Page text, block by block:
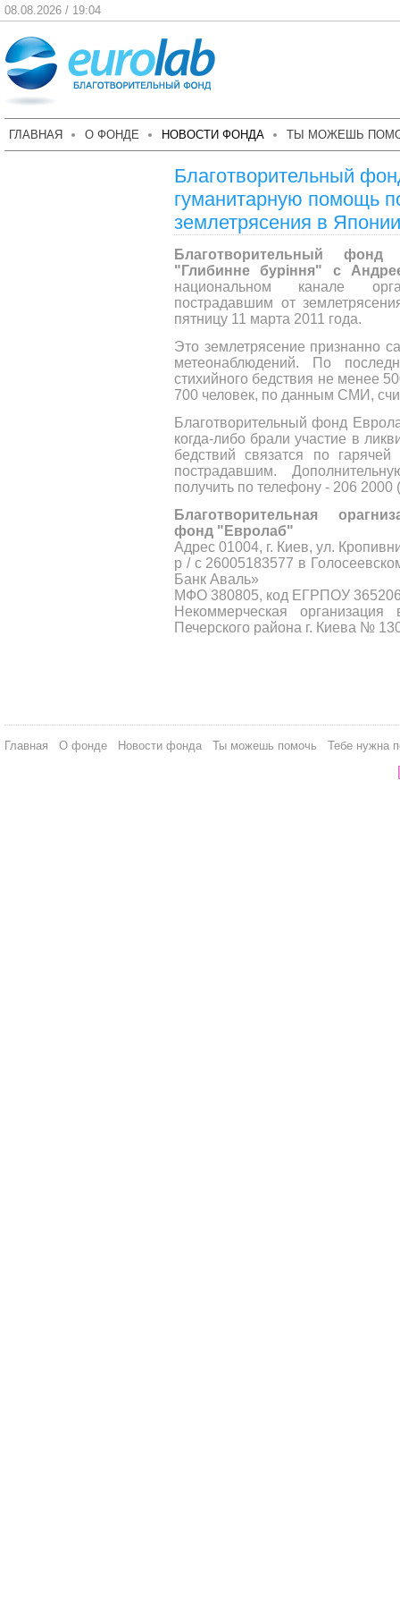
08.08.2026 / 19:04
ГЛАВНАЯ О ФОНДЕ НОВОСТИ ФОНДА ТЫ МОЖЕШЬ
Благотворительный
гуманитарную помощь
землетрясения в Японии
Благотворительный фонд
"Глибинне буріння" c
национальном канале
пострадавшим от
пятницу 11 марта 2011 года.
Это землетрясение признанно
метеонаблюдений. По
стихийного бедствия не менее
700 человек, по данным СМИ,
Благотворительный фонд
когда-либо брали участие в
бедствий связатся по
пострадавшим.
получить по телефону - 206 2000
Благотворительная
фонд "Евролаб"
Адрес 01004, г. Киев, ул.
р / с 26005183577 в
Банк Аваль»
МФО 380805, код ЕГРПОУ
Некоммерческая
Печерского района г. Киева №
Главная О фонде Новости фонда Ты можешь помочь Тебе нужна